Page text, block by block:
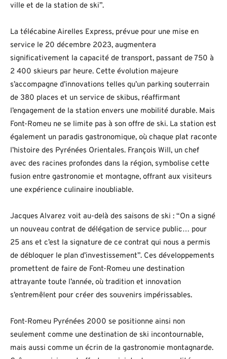
ville et de la station de ski”.
La télécabine Airelles Express, prévue pour une mise en
service le 20 décembre 2023, augmentera
significativement la capacité de transport, passant de 750 à
2 400 skieurs par heure. Cette évolution majeure
s’accompagne d’innovations telles qu’un parking souterrain
de 380 places et un service de skibus, réaffirmant
l’engagement de la station envers une mobilité durable. Mais
Font-Romeu ne se limite pas à son offre de ski. La station est
également un paradis gastronomique, où chaque plat raconte
l’histoire des Pyrénées Orientales. François Will, un chef
avec des racines profondes dans la région, symbolise cette
fusion entre gastronomie et montagne, offrant aux visiteurs
une expérience culinaire inoubliable.
Jacques Alvarez voit au-delà des saisons de ski : “On a signé
un nouveau contrat de délégation de service public… pour
25 ans et c’est la signature de ce contrat qui nous a permis
de débloquer le plan d’investissement”. Ces développements
promettent de faire de Font-Romeu une destination
attrayante toute l’année, où tradition et innovation
s’entremêlent pour créer des souvenirs impérissables.
Font-Romeu Pyrénées 2000 se positionne ainsi non
seulement comme une destination de ski incontournable,
mais aussi comme un écrin de la gastronomie montagnarde.